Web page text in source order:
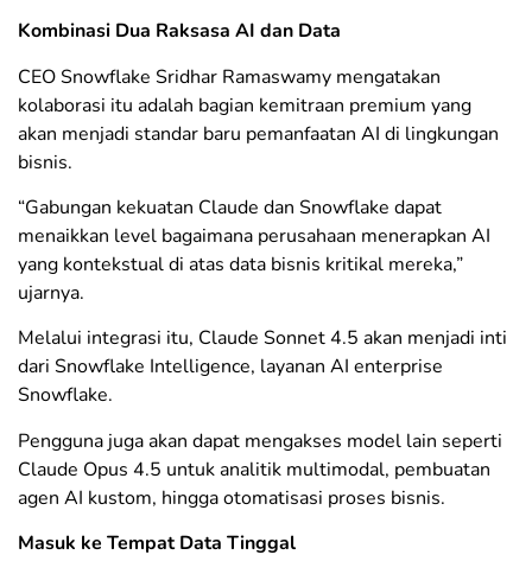
Kombinasi Dua Raksasa AI dan Data
CEO Snowflake Sridhar Ramaswamy mengatakan
kolaborasi itu adalah bagian kemitraan premium yang
akan menjadi standar baru pemanfaatan AI di lingkungan
bisnis.
“Gabungan kekuatan Claude dan Snowflake dapat
menaikkan level bagaimana perusahaan menerapkan AI
yang kontekstual di atas data bisnis kritikal mereka,”
ujarnya.
Melalui integrasi itu, Claude Sonnet 4.5 akan menjadi inti
dari Snowflake Intelligence, layanan AI enterprise
Snowflake.
Pengguna juga akan dapat mengakses model lain seperti
Claude Opus 4.5 untuk analitik multimodal, pembuatan
agen AI kustom, hingga otomatisasi proses bisnis.
Masuk ke Tempat Data Tinggal